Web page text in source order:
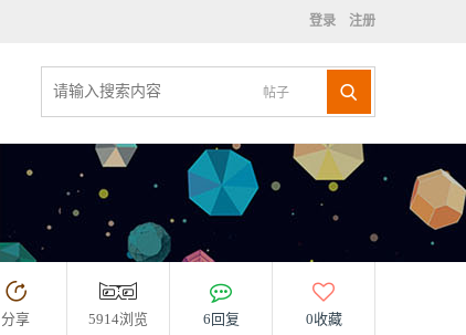
登录 注册
帖子
分享 5914浏览 6回复 0收藏